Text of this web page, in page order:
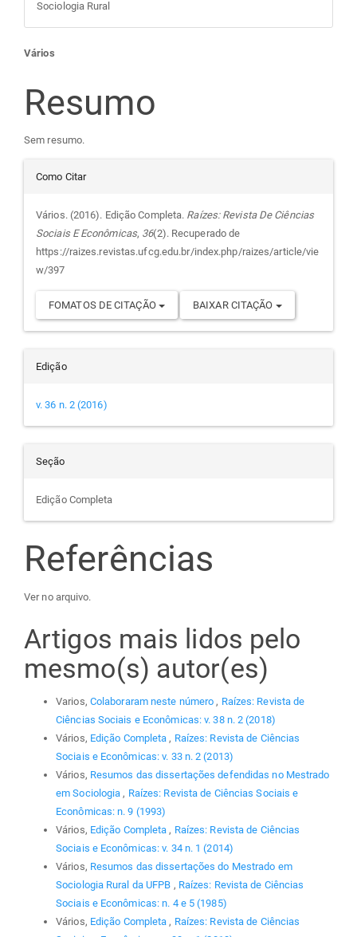
Sociologia Rural
Conteúdo
do
artigo
principal
Vários
Resumo
Sem resumo.
Detalhes
do
artigo
Como Citar
Vários. (2016). Edição Completa. Raízes: Revista De Ciências
Sociais E Econômicas, 36(2). Recuperado de
https://raizes.revistas.ufcg.edu.br/index.php/raizes/article/vie
w/397
FOMATOS DE CITAÇÃO BAIXAR CITAÇÃO
Edição
v. 36 n. 2 (2016)
Seção
Edição Completa
Referências
Ver no arquivo.
Artigos mais lidos pelo
mesmo(s) autor(es)
Varios, Colaboraram neste número, Raízes: Revista de
Ciências Sociais e Econômicas: v. 38 n. 2 (2018)
Vários, Edição Completa, Raízes: Revista de Ciências
Sociais e Econômicas: v. 33 n. 2 (2013)
Vários, Resumos das dissertações defendidas no Mestrado
em Sociologia, Raízes: Revista de Ciências Sociais e
Econômicas: n. 9 (1993)
Vários, Edição Completa, Raízes: Revista de Ciências
Sociais e Econômicas: v. 34 n. 1 (2014)
Vários, Resumos das dissertações do Mestrado em
Sociologia Rural da UFPB , Raízes: Revista de Ciências
Sociais e Econômicas: n. 4 e 5 (1985)
Vários, Edição Completa, Raízes: Revista de Ciências